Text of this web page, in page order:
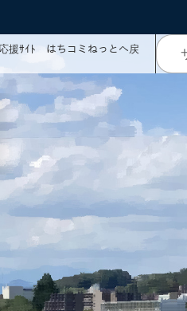
援ｻｲﾄ はちコミねっとへ戻